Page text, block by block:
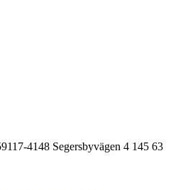
4148 Segersbyvägen 4 145 63